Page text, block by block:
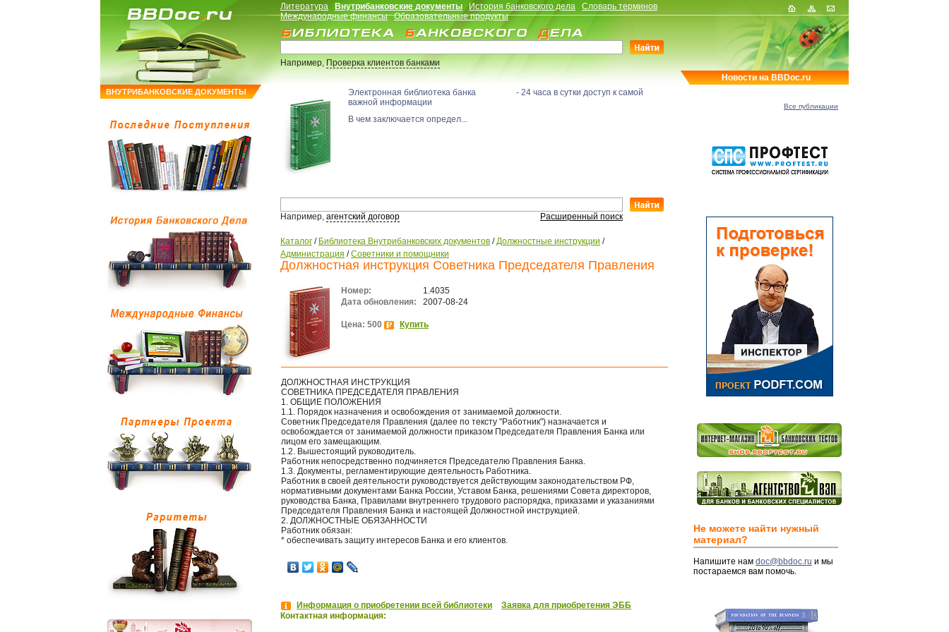
ВНУТРИБАНКОВСКИЕ ДОКУМЕНТЫ
Литература Внутрибанковские документы История банковского дела
Словарь терминов
Международные финансы
Образовательные продукты
Например,Проверка клиентов банками
Электронная библиотека банка - 24 часа в сутки доступ к самой
важной информации
В чем заключается определ...
Например, агентский договор Расширенный поиск
Каталог / Библиотека Внутрибанковских документов /Должностные инструкции /
Администрация /Советники и помощники
Должностная инструкция Советника Председателя Правления
Номер:
1.4035
Дата обновления:
2007-08-24
Цена: 500 Купить
ДОЛЖНОСТНАЯ ИНСТРУКЦИЯ
СОВЕТНИКА ПРЕДСЕДАТЕЛЯ ПРАВЛЕНИЯ
1. ОБЩИЕ ПОЛОЖЕНИЯ
1.1. Порядок назначения и освобождения от занимаемой должности.
Советник Председателя Правления (далее по тексту "Работник") назначается и
освобождается от занимаемой должности приказом Председателя Правления Банка или
лицом его замещающим.
1.2. Вышестоящий руководитель.
Работник непосредственно подчиняется Председателю Правления Банка.
1.3. Документы, регламентирующие деятельность Работника.
Работник в своей деятельности руководствуется действующим законодательством РФ,
нормативными документами Банка России, Уставом Банка, решениями Совета директоров,
руководства Банка, Правилами внутреннего трудового распорядка, приказами и указаниями
Председателя Правления Банка и настоящей Должностной инструкцией.
2. ДОЛЖНОСТНЫЕ ОБЯЗАННОСТИ
Работник обязан:
* обеспечивать защиту интересов Банка и его клиентов.
Информация о приобретении всей библиотеки
Заявка для приобретения ЭББ
Контактная информация:
Новости на BBDoc.ru
Все публикации
Не можете найти нужный
материал?
Напишите нам doc@bbdoc.ru и мы
постараемся вам помочь.